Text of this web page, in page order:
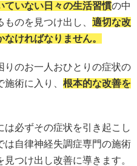
ていない日々の生活習慣の中
のを見つけ出し、 適切な改
ければなりません。
りのお一人おひとりの症状の
術に入り、 根本的な改善を
は必ずその症状を引き起こし
は自律神経失調症専門の施術
つけ出し改善に導きます。